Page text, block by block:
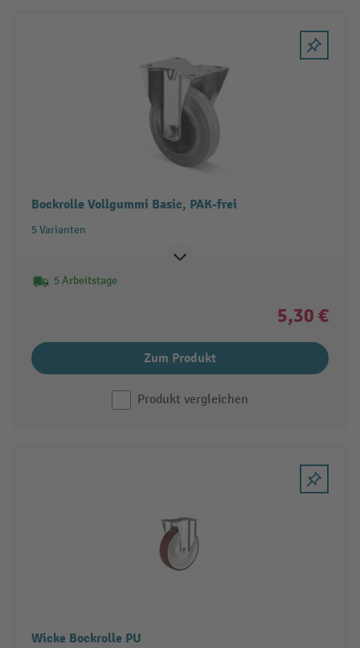
Bockrolle Vollgummi Basic, PAK-frei
5 Varianten
5 Arbeitstage
5,30 €
Zum Produkt
Produkt vergleichen
Wicke Bockrolle PU